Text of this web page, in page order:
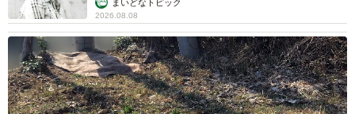
まいどなトピック
2026.08.08